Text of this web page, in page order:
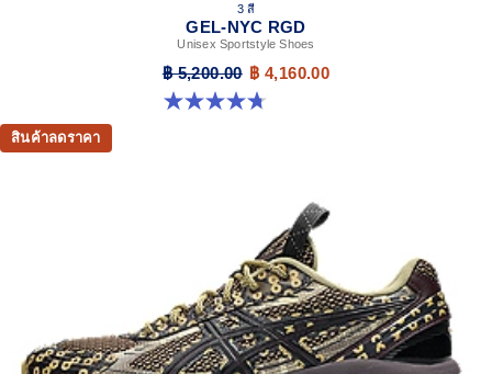
3 สี
GEL-NYC RGD
Unisex Sportstyle Shoes
฿ 5,200.00 ฿ 4,160.00
4.7 จาก 5 ดาว 119 รีวิว
สินค้าลดราคา